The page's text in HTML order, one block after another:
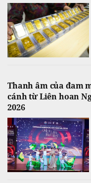
Thanh âm của đam
cánh từ Liên hoan
2026